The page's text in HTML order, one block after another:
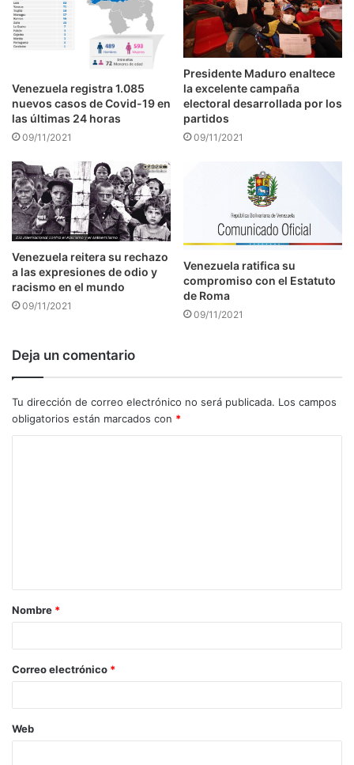
Venezuela registra 1.085
nuevos casos de Covid-19 en
las últimas 24 horas
09/11/2021
Presidente Maduro enaltece
la excelente campaña
electoral desarrollada por los
partidos
09/11/2021
Venezuela reitera su rechazo
a las expresiones de odio y
racismo en el mundo
09/11/2021
Venezuela ratifica su
compromiso con el Estatuto
de Roma
09/11/2021
Deja un comentario
Tu dirección de correo electrónico no será publicada. Los campos
obligatorios están marcados con *
a
r
*
Nombre *
Correo electrónico *
Web